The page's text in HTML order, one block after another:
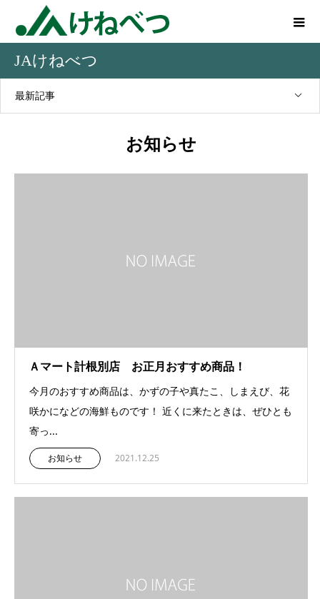
JAけねべつ
最新記事
お知らせ
Ａマート計根別店 お正月おすすめ商品！
今月のおすすめ商品は、かずの子や真たこ、しまえび、花
咲かになどの海鮮ものです！ 近くに来たときは、ぜひとも
寄っ...
お知らせ 2021.12.25